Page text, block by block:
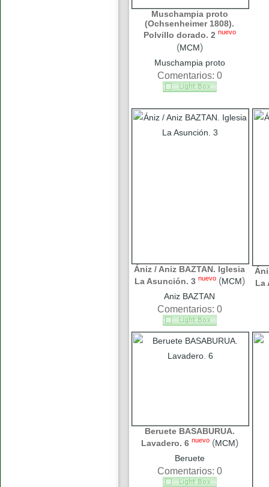
Muschampia proto
(Ochsenheimer 1808).
Polvillo dorado. 2 nuevo
(MCM)
Muschampia proto
Comentarios: 0
Ániz / Aniz BAZTAN. Iglesia
La Asunción. 3 nuevo (MCM)
Aniz BAZTAN
Comentarios: 0
La
Beruete BASABURUA.
Lavadero. 6 nuevo (MCM)
Beruete
Comentarios: 0